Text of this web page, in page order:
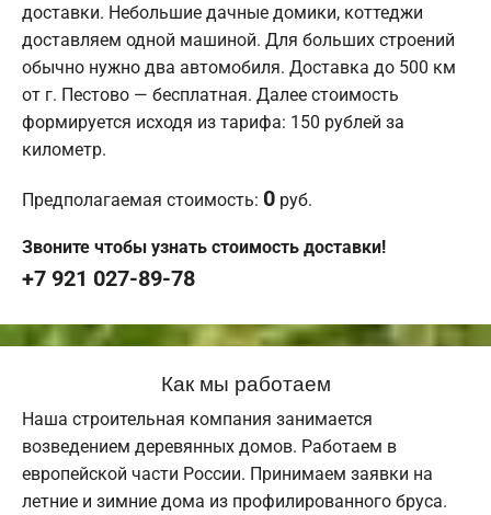
доставки. Небольшие дачные домики, коттеджи
доставляем одной машиной. Для больших строений
обычно нужно два автомобиля. Доставка до 500 км
от г. Пестово — бесплатная. Далее стоимость
формируется исходя из тарифа: 150 рублей за
километр.
Предполагаемая стоимость: 0 руб.
Звоните чтобы узнать стоимость доставки!
+7 921 027-89-78
Как мы работаем
Наша строительная компания занимается
возведением деревянных домов. Работаем в
европейской части России. Принимаем заявки на
летние и зимние дома из профилированного бруса.